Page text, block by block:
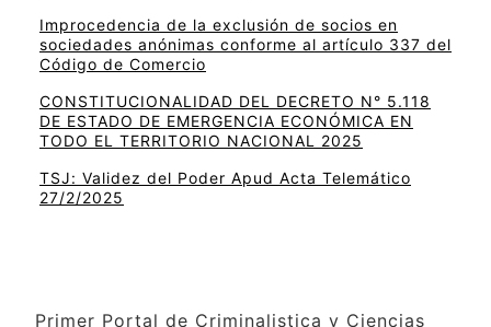
Improcedencia de la exclusión de socios en
sociedades anónimas conforme al artículo 337 del
Código de Comercio
CONSTITUCIONALIDAD DEL DECRETO N° 5.118
DE ESTADO DE EMERGENCIA ECONÓMICA EN
TODO EL TERRITORIO NACIONAL 2025
TSJ: Validez del Poder Apud Acta Telemático
27/2/2025
Primer Portal de Criminalistica y Ciencias